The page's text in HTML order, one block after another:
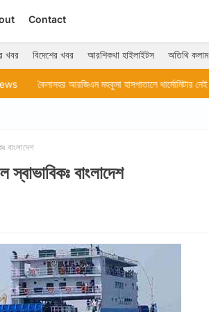
Contact
খবর বিদেশের খবর আরশিকথা হাইলাইটস অতিথি কলাম
মহকুমা হাসপাতালে থার্মোমিটার নেই।।AKB TV News
বাংলাদেশ
বাংলাদেশ